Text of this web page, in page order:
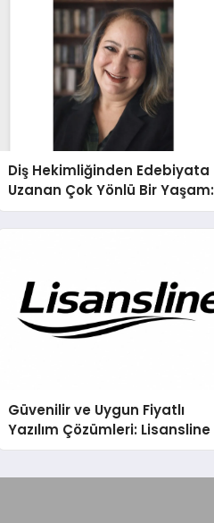
Diş Hekimliğinden Edebiyata
Uzanan Çok Yönlü Bir Yaşam:
Yeşim Şahin Yaman
Güvenilir ve Uygun Fiyatlı
Yazılım Çözümleri: Lisansline